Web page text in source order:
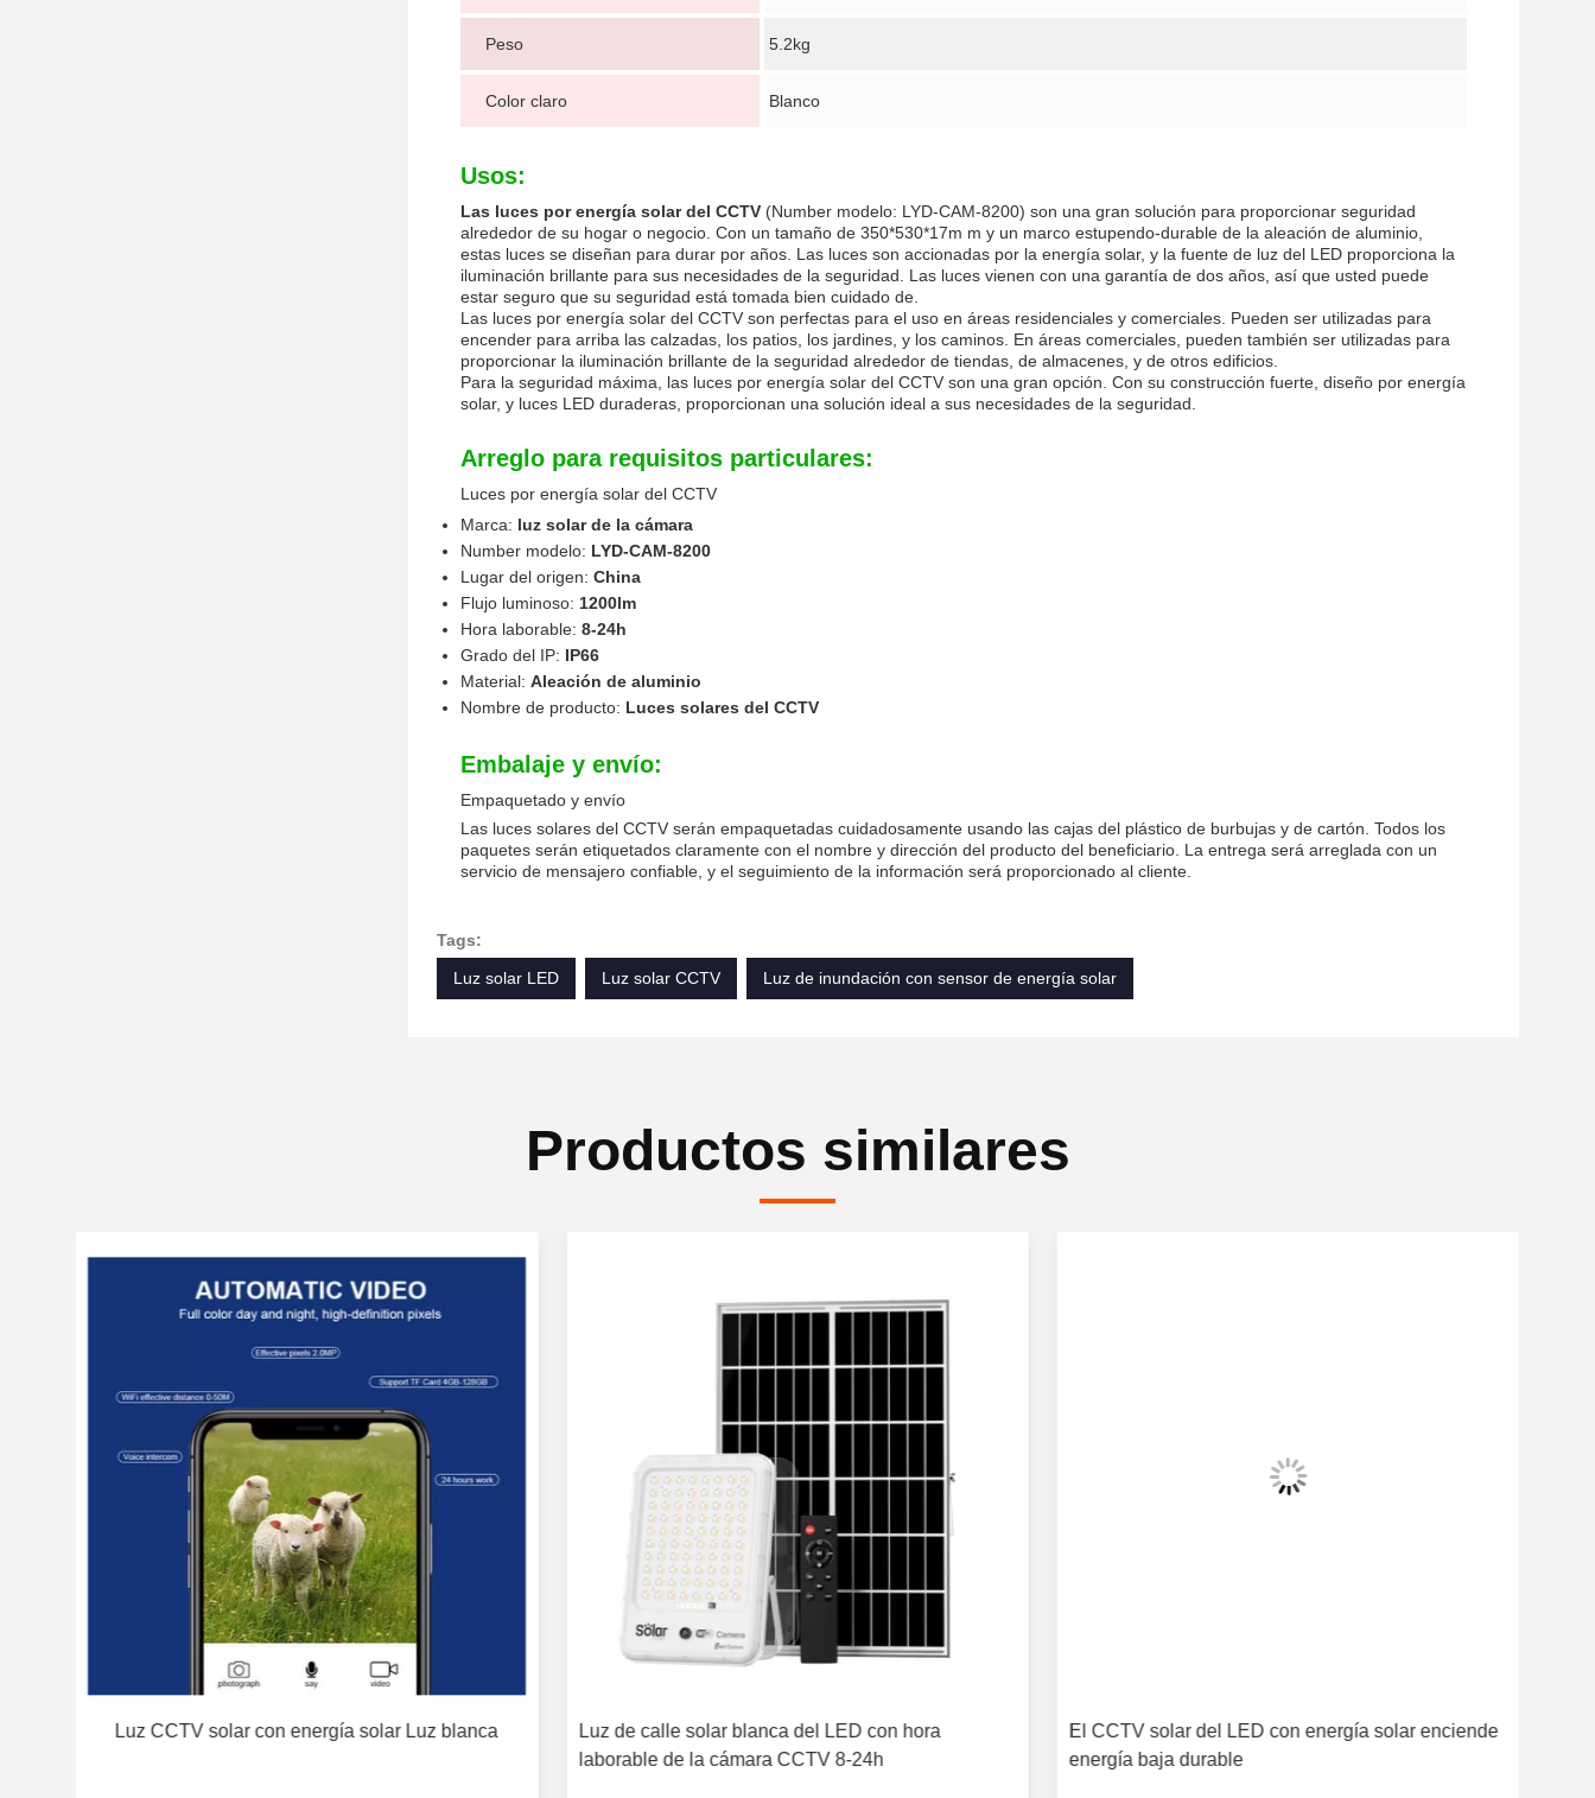
PRESENTACIóN
Peso 5.2kg
Color claro Blanco
Usos:
Las luces por energía solar del CCTV (Number modelo: LYD-CAM-8200) son una gran solución para proporcionar seguridad
alrededor de su hogar o negocio. Con un tamaño de 350*530*17m m y un marco estupendo-durable de la aleación de aluminio,
estas luces se diseñan para durar por años. Las luces son accionadas por la energía solar, y la fuente de luz del LED proporciona la
iluminación brillante para sus necesidades de la seguridad. Las luces vienen con una garantía de dos años, así que usted puede
estar seguro que su seguridad está tomada bien cuidado de.
Las luces por energía solar del CCTV son perfectas para el uso en áreas residenciales y comerciales. Pueden ser utilizadas para
encender para arriba las calzadas, los patios, los jardines, y los caminos. En áreas comerciales, pueden también ser utilizadas para
proporcionar la iluminación brillante de la seguridad alrededor de tiendas, de almacenes, y de otros edificios.
Para la seguridad máxima, las luces por energía solar del CCTV son una gran opción. Con su construcción fuerte, diseño por energía
solar, y luces LED duraderas, proporcionan una solución ideal a sus necesidades de la seguridad.
Arreglo para requisitos particulares:
Luces por energía solar del CCTV
Marca: luz solar de la cámara
Number modelo: LYD-CAM-8200
Lugar del origen: China
Flujo luminoso: 1200lm
Hora laborable: 8-24h
Grado del IP: IP66
Material: Aleación de aluminio
Nombre de producto: Luces solares del CCTV
Embalaje y envío:
Empaquetado y envío
Las luces solares del CCTV serán empaquetadas cuidadosamente usando las cajas del plástico de burbujas y de cartón. Todos los
paquetes serán etiquetados claramente con el nombre y dirección del producto del beneficiario. La entrega será arreglada con un
servicio de mensajero confiable, y el seguimiento de la información será proporcionado al cliente.
Tags:
Luz solar LED
Luz solar CCTV Luz de inundación con sensor de energía solar
Productos similares
Luz CCTV solar con energía solar Luz blanca
Luz de calle solar blanca del LED con hora
laborable de la cámara CCTV 8-24h
El CCTV solar del LED con energía solar enciende
energía baja durable